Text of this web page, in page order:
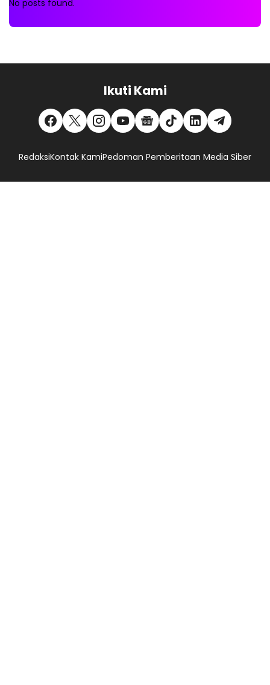
No posts found.
Ikuti Kami
RedaksiKontak KamiPedoman Pemberitaan Media Siber